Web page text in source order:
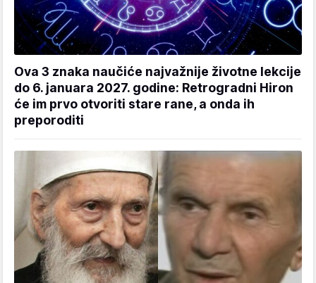
Ova 3 znaka naučiće najvažnije životne lekcije
do 6. januara 2027. godine: Retrogradni Hiron
će im prvo otvoriti stare rane, a onda ih
preporoditi